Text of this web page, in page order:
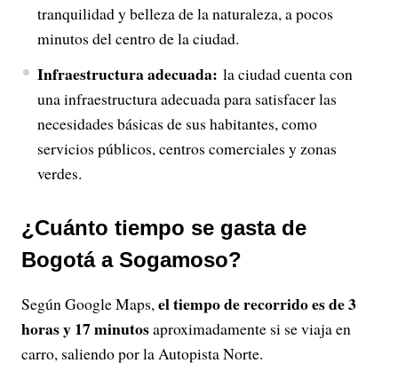
tranquilidad y belleza de la naturaleza, a pocos
minutos del centro de la ciudad.
Infraestructura adecuada: la ciudad cuenta con
una infraestructura adecuada para satisfacer las
necesidades básicas de sus habitantes, como
servicios públicos, centros comerciales y zonas
verdes.
¿Cuánto tiempo se gasta de
Bogotá a Sogamoso?
Según Google Maps,el tiempo de recorrido es de 3
horas y 17 minutosaproximadamente si se viaja en
carro, saliendo por la Autopista Norte.